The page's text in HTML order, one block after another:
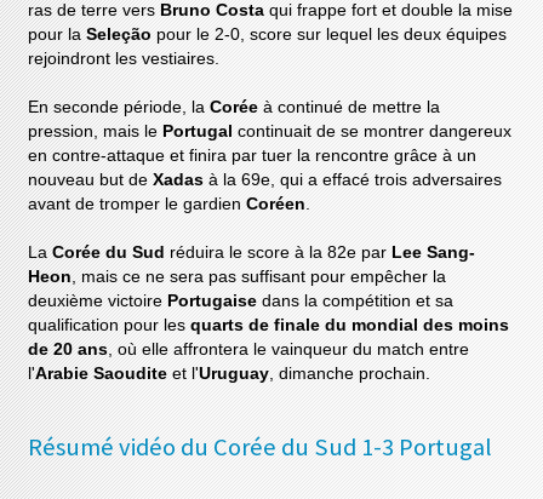
ras de terre vers Bruno Costa qui frappe fort et double la mise
pour laSeleçãopour le 2-0, score sur lequel les deux équipes
rejoindront les vestiaires.
En seconde période, laCoréeà continué de mettre la
pression, mais le Portugalcontinuait de se montrer dangereux
en contre-attaque et finira par tuer la rencontre grâce à un
nouveau but deXadasà la 69e, qui a effacé trois adversaires
avant de tromper le gardienCoréen.
LaCorée du Sud réduira le score à la 82e par Lee Sang-
Heon, mais ce ne sera pas suffisant pour empêcher la
deuxième victoire Portugaisedans la compétition et sa
qualification pour lesquarts de finale du mondial des moins
de 20 ans, où elle affrontera le vainqueur du match entre
l'Arabie Saoudite et l'Uruguay, dimanche prochain.
Résumé vidéo du Corée du Sud 1-3 Portugal